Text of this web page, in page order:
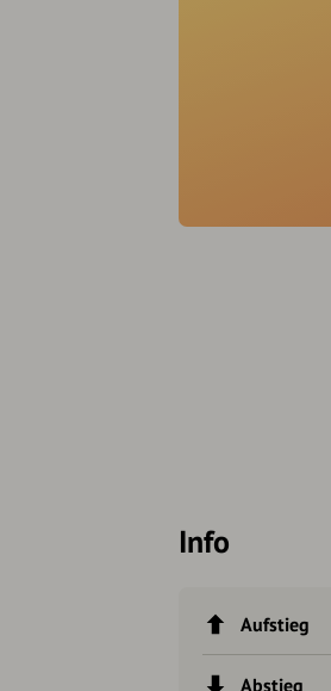
Info
Aufstieg
Abstieg